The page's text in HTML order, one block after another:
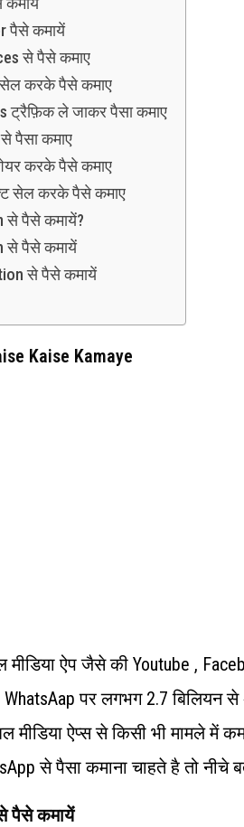
पैसे कमायें
से पैसे कमाए
करके पैसे कमाए
ट्रैफ़िक ले जाकर पैसा कमाए
पैसा कमाए
करके पैसे कमाए
सेल करके पैसे कमाए
से पैसे कमायें?
से पैसे कमायें
से पैसे कमायें
Kaise Kamaye
ऐप जैसे की Youtube ,
WhatsAap पर लगभग 2.7
मीडिया ऐप्स से किसी भी मामले में
से पैसा कमाना चाहते है तो नीचे
पैसे कमायें